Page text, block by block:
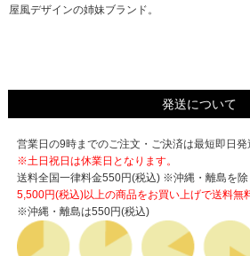
屋風デザインの姉妹ブランド。
発送について
営業日の9時までのご注文・ご決済は最短即日
※土日祝日は休業日となります。
送料全国一律料金550円(税込) ※沖縄・離島を除
5,500円(税込)以上の商品をお買い上げで送料無
※沖縄・離島は550円(税込)